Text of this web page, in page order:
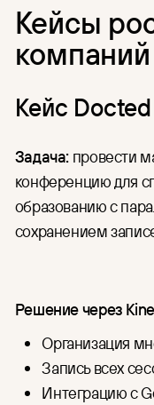
Кейсы
компаний
Кейс Docted
Задача: провести
конференцию для
образованию с
сохранением
Решение через
Организация
Запись всех
Интеграцию с